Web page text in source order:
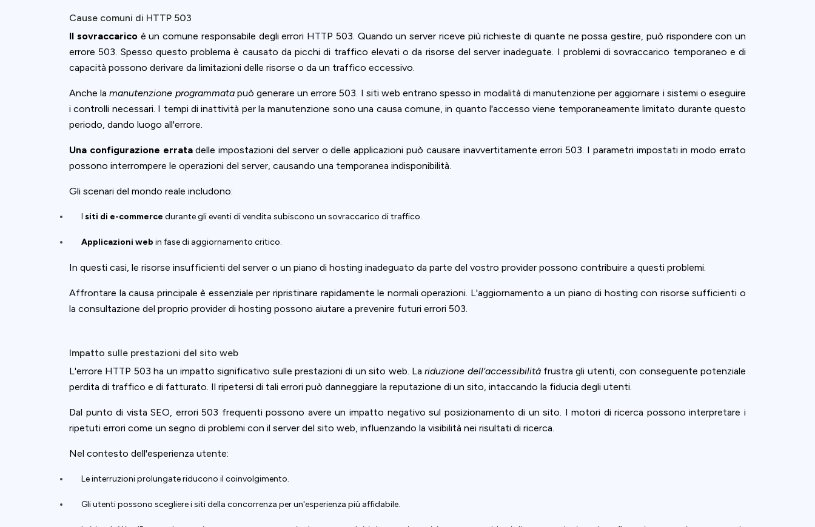
Cause comuni di HTTP 503
Il sovraccaricoè un comune responsabile degli errori HTTP 503. Quando un server riceve più richieste di quante ne possa gestire, può rispondere con un
errore 503. Spesso questo problema è causato da picchi di traffico elevati o da risorse del server inadeguate. I problemi di sovraccarico temporaneo e di
capacità possono derivare da limitazioni delle risorse o da un traffico eccessivo.
Anche lamanutenzione programmatapuò generare un errore 503. I siti web entrano spesso in modalità di manutenzione per aggiornare i sistemi o eseguire
i controlli necessari. I tempi di inattività per la manutenzione sono una causa comune, in quanto l'accesso viene temporaneamente limitato durante questo
periodo, dando luogo all'errore.
Una configurazione erratadelle impostazioni del server o delle applicazioni può causare inavvertitamente errori 503. I parametri impostati in modo errato
possono interrompere le operazioni del server, causando una temporanea indisponibilità.
Gli scenari del mondo reale includono:
I siti di e-commerce durante gli eventi di vendita subiscono un sovraccarico di traffico.
Applicazioni web in fase di aggiornamento critico.
In questi casi, le risorse insufficienti del server o un piano di hosting inadeguato da parte del vostro provider possono contribuire a questi problemi.
Affrontare la causa principale è essenziale per ripristinare rapidamente le normali operazioni. L'aggiornamento a un piano di hosting con risorse sufficienti o
la consultazione del proprio provider di hosting possono aiutare a prevenire futuri errori 503.
Impatto sulle prestazioni del sito web
L'errore HTTP 503 ha un impatto significativo sulle prestazioni di un sito web. Lariduzione dell'accessibilitàfrustra gli utenti, con conseguente potenziale
perdita di traffico e di fatturato. Il ripetersi di tali errori può danneggiare la reputazione di un sito, intaccando la fiducia degli utenti.
Dal punto di vista SEO, errori 503 frequenti possono avere un impatto negativo sul posizionamento di un sito. I motori di ricerca possono interpretare i
ripetuti errori come un segno di problemi con il server del sito web, influenzando la visibilità nei risultati di ricerca.
Nel contesto dell'esperienza utente:
Le interruzioni prolungate riducono il coinvolgimento.
Gli utenti possono scegliere i siti della concorrenza per un'esperienza più affidabile.